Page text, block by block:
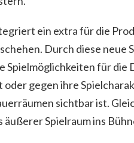
ein extra für die
Durch diese neue
Spielmöglichkeiten für die
oder gegen ihre
sichtbar ist.
äußerer Spielraum ins